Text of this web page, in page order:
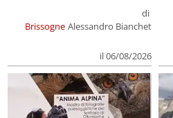
Brissogne
di
Alessandro Bianchet
il 06/08/2026